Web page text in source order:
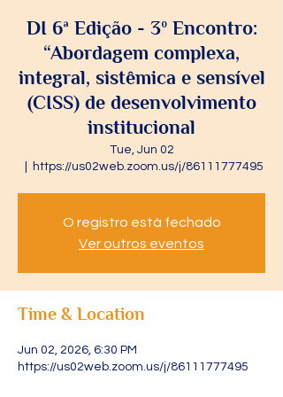
DI 6ª Edição - 3º Encontro:
“Abordagem complexa,
integral, sistêmica e sensível
(CISS) de desenvolvimento
institucional
Tue, Jun 02
https://us02web.zoom.us/j/86111777495
O registro está fechado
Ver outros eventos
Time & Location
Jun 02, 2026, 6:30 PM
https://us02web.zoom.us/j/86111777495